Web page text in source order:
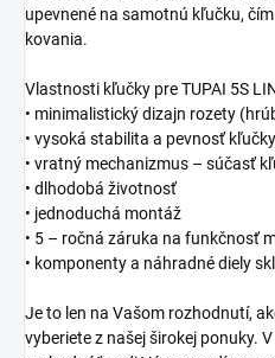
upevnené na samotnú kľučku,
kovania.
Vlastnosti kľučky pre TUPAI 5S
• minimalistický dizajn rozety
• vysoká stabilita a pevnosť kľučky
• vratný mechanizmus – súčasť
• dlhodobá životnosť
• jednoduchá montáž
• 5 – ročná záruka na funkčnosť
• komponenty a náhradné diely
Je to len na Vašom rozhodnutí,
vyberiete z našej širokej ponuky.